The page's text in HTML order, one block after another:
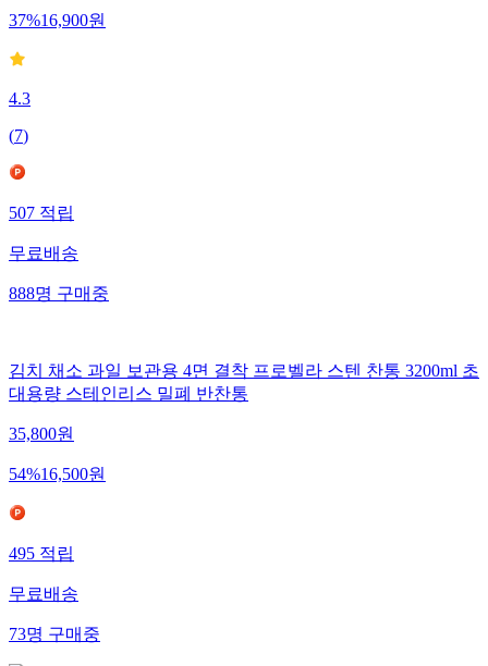
37%16,900원
4.3
(7)
507적립
무료배송
888명구매중
김치 채소 과일 보관용 4면 결착 프로벨라 스텐 찬통 3200ml 초
대용량 스테인리스 밀폐 반찬통
35,800원
54%16,500원
495적립
무료배송
73명구매중